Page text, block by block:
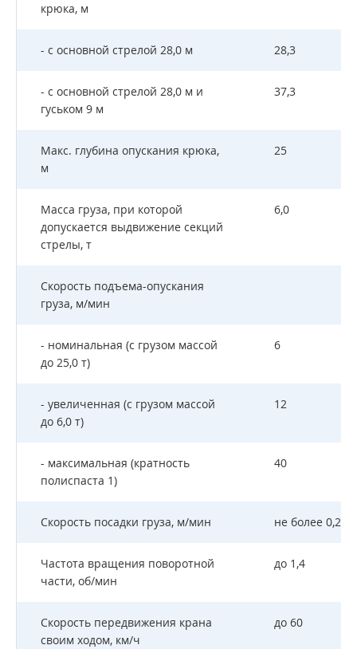
крюка, м
- с основной стрелой 28,0 м 28,3
- с основной стрелой 28,0 м и
гуськом 9 м
37,3
Макс. глубина опускания крюка,
м
25
Масса груза, при которой
допускается выдвижение секций
стрелы, т
6,0
Скорость подъема-опускания
груза, м/мин
- номинальная (с грузом массой
до 25,0 т)
6
- увеличенная (с грузом массой
до 6,0 т)
12
- максимальная (кратность
полиспаста 1)
40
Скорость посадки груза, м/мин не более 0,2
Частота вращения поворотной
части, об/мин
до 1,4
Скорость передвижения крана
своим ходом, км/ч
до 60